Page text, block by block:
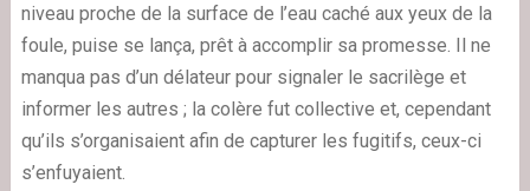
niveau proche de la surface de l’eau caché aux yeux de la
foule, puise se lança, prêt à accomplir sa promesse. Il ne
manqua pas d’un délateur pour signaler le sacrilège et
informer les autres ; la colère fut collective et, cependant
qu’ils s’organisaient afin de capturer les fugitifs, ceux-ci
s’enfuyaient.